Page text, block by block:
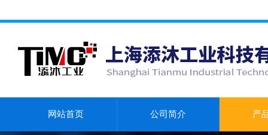
网站首页 公司简介 产